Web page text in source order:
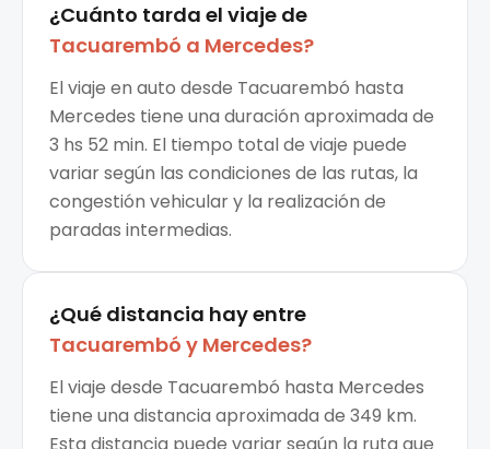
¿Cuánto tarda el viaje de
Tacuarembó a Mercedes?
El viaje en auto desde Tacuarembó hasta
Mercedes tiene una duración aproximada de
3 hs 52 min. El tiempo total de viaje puede
variar según las condiciones de las rutas, la
congestión vehicular y la realización de
paradas intermedias.
¿Qué distancia hay entre
Tacuarembó y Mercedes?
El viaje desde Tacuarembó hasta Mercedes
tiene una distancia aproximada de 349 km.